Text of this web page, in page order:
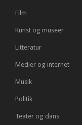
Film
Kunst og museer
Litteratur
Medier og internet
Musik
Politik
Teater og dans